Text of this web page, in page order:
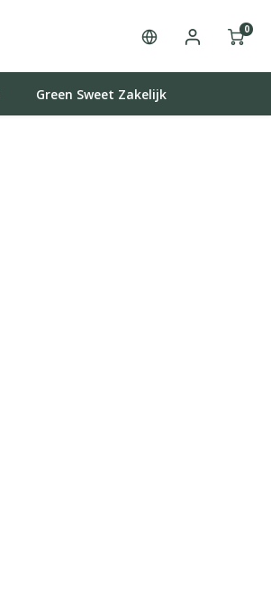
0
Green Sweet Zakelijk